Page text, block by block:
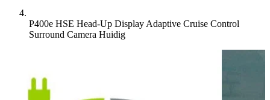
P400e HSE Head-Up Display Adaptive Cruise Control
Surround Camera Huidig